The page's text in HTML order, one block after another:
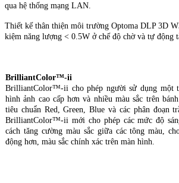
qua hệ thống mạng LAN.
Thiết kế thân thiện môi trường Optoma DLP 3D
kiệm năng lượng < 0.5W ở chế độ chờ và tự động
BrilliantColor™-ii
BrilliantColor™-ii cho phép người sử dụng một
hình ảnh cao cấp hơn và nhiều màu sắc trên
tiêu chuẩn Red, Green, Blue và các phân đoạn
BrilliantColor™-ii mới cho phép các mức độ
cách tăng cường màu sắc giữa các tông màu,
động hơn, màu sắc chính xác trên màn hình.